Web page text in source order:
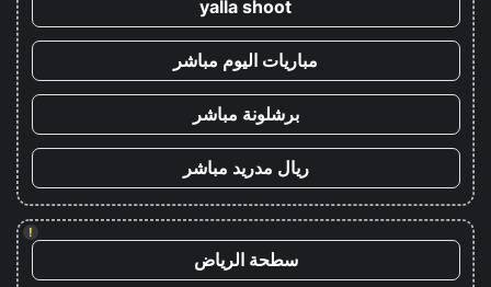
yalla shoot
مباريات اليوم مباشر
برشلونة مباشر
ريال مدريد مباشر
!
سطحة الرياض